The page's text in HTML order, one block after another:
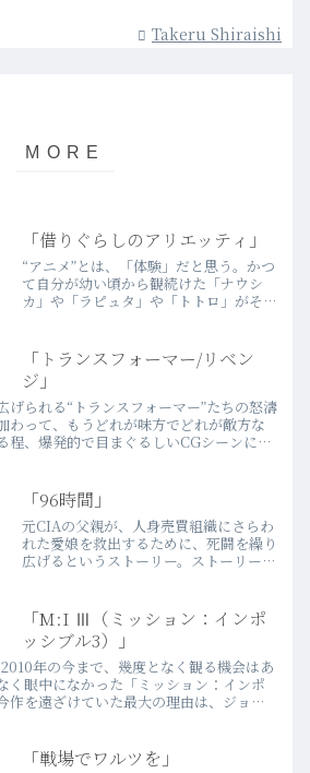
Takeru Shiraishi
「借りぐらしのアリエッティ」
“アニメ”とは、「体験」だと思う。かつ
て自分が幼い頃から観続けた「ナウシ
カ」や「ラピュタ」や「トトロ」がそう
くりくるように思う。ある時は風に舞
い、ある時は天空を駆け巡り…more
「トランスフォーマー/リベン
ジ」
げられる“トランスフォーマー”たちの怒濤
わって、もうどれが味方でどれが敵方な
程、爆発的で目まぐるしいCGシーンに興
「96時間」
元CIAの父親が、人身売買組織にさらわ
れた愛娘を救出するために、死闘を繰り
広げるというストーリー。ストーリー設
ーアム・ニーソンが若くない体を張って
繰り広げるアクションシ…more
「M:I Ⅲ（ミッション：インポ
ッシブル3）」
年の今まで、幾度となく観る機会はあ
く眼中になかった「ミッション：インポ
作を遠ざけていた最大の理由は、ジョ
「戦場でワルツを」